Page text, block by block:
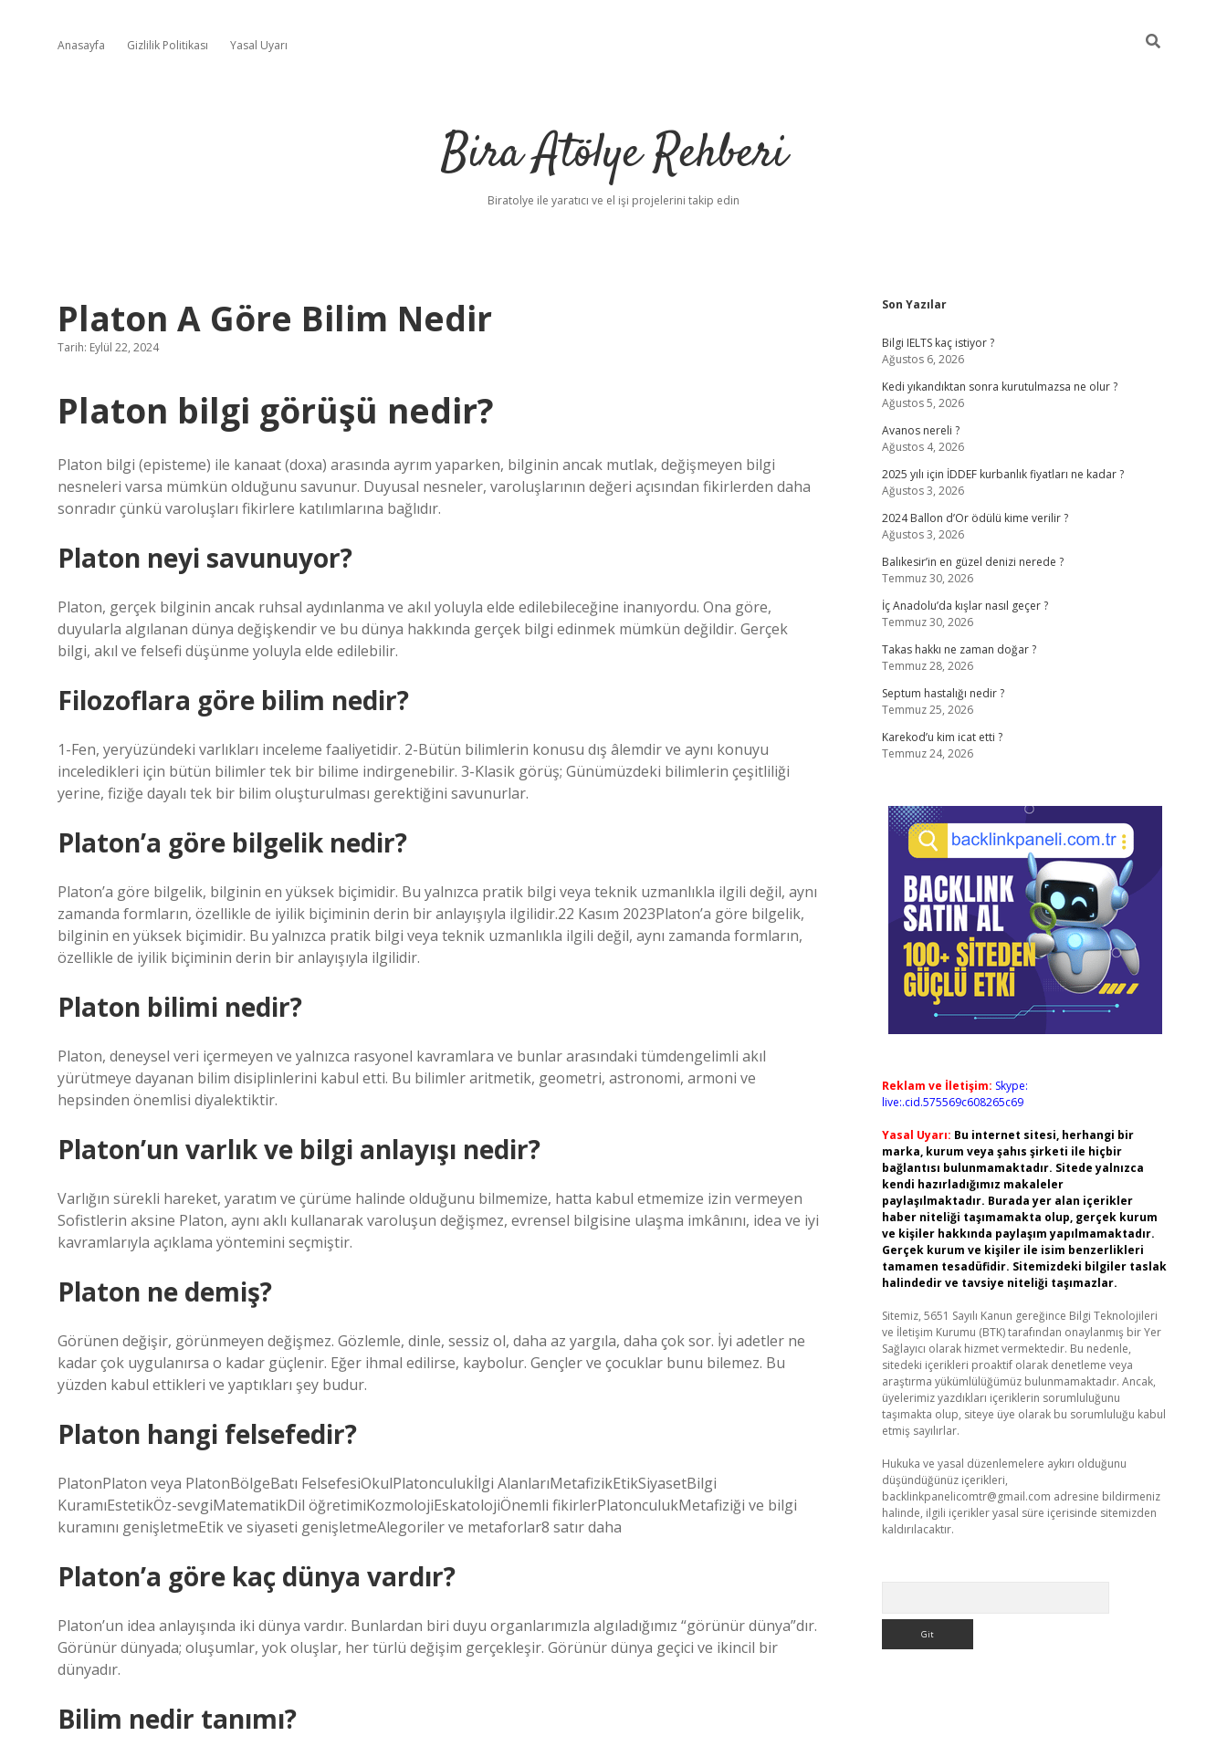
Anasayfa Gizlilik Politikası Yasal Uyarı
Bira Atölye Rehberi
Biratolye ile yaratıcı ve el işi projelerini takip edin
Platon A Göre Bilim Nedir
Tarih: Eylül 22, 2024
Platon bilgi görüşü nedir?
Platon bilgi (episteme) ile kanaat (doxa) arasında ayrım yaparken, bilginin ancak mutlak, değişmeyen bilgi
nesneleri varsa mümkün olduğunu savunur. Duyusal nesneler, varoluşlarının değeri açısından fikirlerden daha
sonradır çünkü varoluşları fikirlere katılımlarına bağlıdır.
Platon neyi savunuyor?
Platon, gerçek bilginin ancak ruhsal aydınlanma ve akıl yoluyla elde edilebileceğine inanıyordu. Ona göre,
duyularla algılanan dünya değişkendir ve bu dünya hakkında gerçek bilgi edinmek mümkün değildir. Gerçek
bilgi, akıl ve felsefi düşünme yoluyla elde edilebilir.
Filozoflara göre bilim nedir?
1-Fen, yeryüzündeki varlıkları inceleme faaliyetidir. 2-Bütün bilimlerin konusu dış âlemdir ve aynı konuyu
inceledikleri için bütün bilimler tek bir bilime indirgenebilir. 3-Klasik görüş; Günümüzdeki bilimlerin çeşitliliği
yerine, fiziğe dayalı tek bir bilim oluşturulması gerektiğini savunurlar.
Platon’a göre bilgelik nedir?
Platon’a göre bilgelik, bilginin en yüksek biçimidir. Bu yalnızca pratik bilgi veya teknik uzmanlıkla ilgili değil, aynı
zamanda formların, özellikle de iyilik biçiminin derin bir anlayışıyla ilgilidir.22 Kasım 2023Platon’a göre bilgelik,
bilginin en yüksek biçimidir. Bu yalnızca pratik bilgi veya teknik uzmanlıkla ilgili değil, aynı zamanda formların,
özellikle de iyilik biçiminin derin bir anlayışıyla ilgilidir.
Platon bilimi nedir?
Platon, deneysel veri içermeyen ve yalnızca rasyonel kavramlara ve bunlar arasındaki tümdengelimli akıl
yürütmeye dayanan bilim disiplinlerini kabul etti. Bu bilimler aritmetik, geometri, astronomi, armoni ve
hepsinden önemlisi diyalektiktir.
Platon’un varlık ve bilgi anlayışı nedir?
Varlığın sürekli hareket, yaratım ve çürüme halinde olduğunu bilmemize, hatta kabul etmemize izin vermeyen
Sofistlerin aksine Platon, aynı aklı kullanarak varoluşun değişmez, evrensel bilgisine ulaşma imkânını, idea ve iyi
kavramlarıyla açıklama yöntemini seçmiştir.
Platon ne demiş?
Görünen değişir, görünmeyen değişmez. Gözlemle, dinle, sessiz ol, daha az yargıla, daha çok sor. İyi adetler ne
kadar çok uygulanırsa o kadar güçlenir. Eğer ihmal edilirse, kaybolur. Gençler ve çocuklar bunu bilemez. Bu
yüzden kabul ettikleri ve yaptıkları şey budur.
Platon hangi felsefedir?
PlatonPlaton veya PlatonBölgeBatı FelsefesiOkulPlatonculukİlgi AlanlarıMetafizikEtikSiyasetBilgi
KuramıEstetikÖz-sevgiMatematikDil öğretimiKozmolojiEskatolojiÖnemli fikirlerPlatonculukMetafiziği ve bilgi
kuramını genişletmeEtik ve siyaseti genişletmeAlegoriler ve metaforlar8 satır daha
Platon’a göre kaç dünya vardır?
Platon’un idea anlayışında iki dünya vardır. Bunlardan biri duyu organlarımızla algıladığımız “görünür dünya”dır.
Görünür dünyada; oluşumlar, yok oluşlar, her türlü değişim gerçekleşir. Görünür dünya geçici ve ikincil bir
dünyadır.
Bilim nedir tanımı?
Sidebar
Son Yazılar
Bilgi IELTS kaç istiyor ?
Ağustos 6, 2026
Kedi yıkandıktan sonra kurutulmazsa ne olur ?
Ağustos 5, 2026
Avanos nereli ?
Ağustos 4, 2026
2025 yılı için İDDEF kurbanlık fiyatları ne kadar ?
Ağustos 3, 2026
2024 Ballon d’Or ödülü kime verilir ?
Ağustos 3, 2026
Balıkesir’in en güzel denizi nerede ?
Temmuz 30, 2026
İç Anadolu’da kışlar nasıl geçer ?
Temmuz 30, 2026
Takas hakkı ne zaman doğar ?
Temmuz 28, 2026
Septum hastalığı nedir ?
Temmuz 25, 2026
Karekod’u kim icat etti ?
Temmuz 24, 2026
Reklam ve İletişim: Skype:
live:.cid.575569c608265c69
Yasal Uyarı: Bu internet sitesi, herhangi bir
marka, kurum veya şahıs şirketi ile hiçbir
bağlantısı bulunmamaktadır. Sitede yalnızca
kendi hazırladığımız makaleler
paylaşılmaktadır. Burada yer alan içerikler
haber niteliği taşımamakta olup, gerçek kurum
ve kişiler hakkında paylaşım yapılmamaktadır.
Gerçek kurum ve kişiler ile isim benzerlikleri
tamamen tesadüfidir. Sitemizdeki bilgiler taslak
halindedir ve tavsiye niteliği taşımazlar.
Sitemiz, 5651 Sayılı Kanun gereğince Bilgi Teknolojileri
ve İletişim Kurumu (BTK) tarafından onaylanmış bir Yer
Sağlayıcı olarak hizmet vermektedir. Bu nedenle,
sitedeki içerikleri proaktif olarak denetleme veya
araştırma yükümlülüğümüz bulunmamaktadır. Ancak,
üyelerimiz yazdıkları içeriklerin sorumluluğunu
taşımakta olup, siteye üye olarak bu sorumluluğu kabul
etmiş sayılırlar.
Hukuka ve yasal düzenlemelere aykırı olduğunu
düşündüğünüz içerikleri,
backlinkpanelicomtr@gmail.com adresine bildirmeniz
halinde, ilgili içerikler yasal süre içerisinde sitemizden
kaldırılacaktır.
betciBetexper giriş adresi